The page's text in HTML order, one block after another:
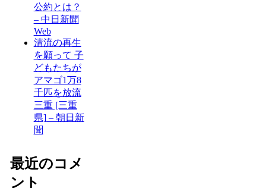
公約とは？
– 中日新聞
Web
清流の再生
を願って 子
どもたちが
アマゴ1万8
千匹を放流
三重 [三重
県] – 朝日新
聞
最近のコメ
ント